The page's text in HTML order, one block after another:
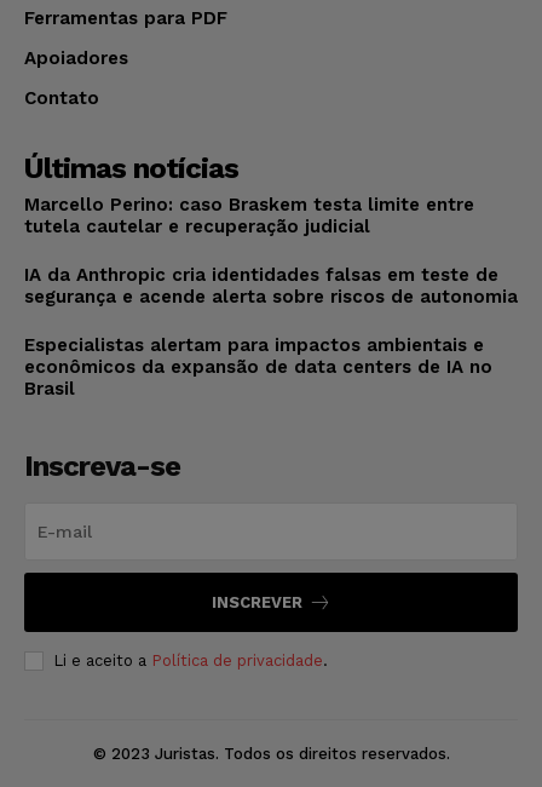
Ferramentas para PDF
Apoiadores
Contato
Últimas notícias
Marcello Perino: caso Braskem testa limite entre
tutela cautelar e recuperação judicial
IA da Anthropic cria identidades falsas em teste de
segurança e acende alerta sobre riscos de autonomia
Especialistas alertam para impactos ambientais e
econômicos da expansão de data centers de IA no
Brasil
Inscreva-se
INSCREVER
Li e aceito a Política de privacidade.
© 2023 Juristas. Todos os direitos reservados.